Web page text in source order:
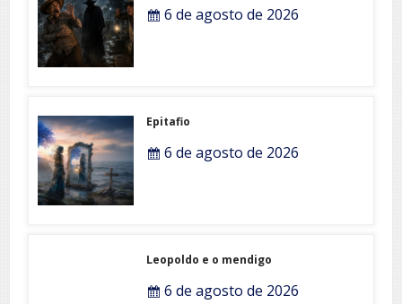
6 de agosto de 2026
Epitafio
6 de agosto de 2026
Leopoldo e o mendigo
6 de agosto de 2026